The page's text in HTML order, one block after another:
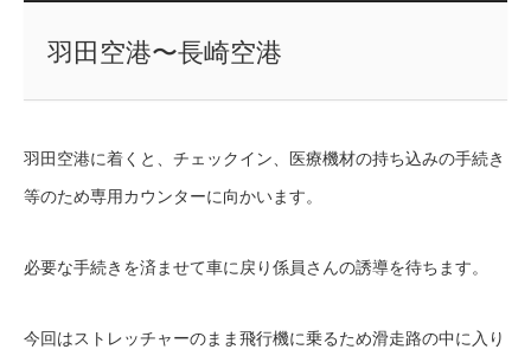
羽田空港〜長崎空港
羽田空港に着くと、チェックイン、医療機材の持ち込みの手続き
等のため専用カウンターに向かいます。
必要な手続きを済ませて車に戻り係員さんの誘導を待ちます。
今回はストレッチャーのまま飛行機に乗るため滑走路の中に入り